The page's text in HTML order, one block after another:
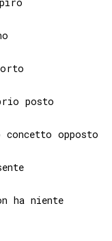
posto
opposto
ha niente